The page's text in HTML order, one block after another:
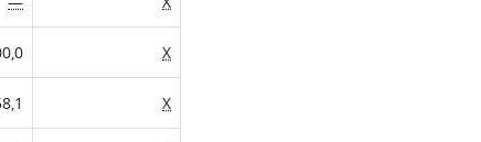
X
X